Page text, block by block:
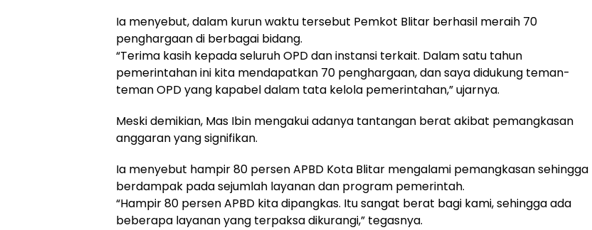
Ia menyebut, dalam kurun waktu tersebut Pemkot Blitar berhasil meraih 70
penghargaan di berbagai bidang.
“Terima kasih kepada seluruh OPD dan instansi terkait. Dalam satu tahun
pemerintahan ini kita mendapatkan 70 penghargaan, dan saya didukung teman-
teman OPD yang kapabel dalam tata kelola pemerintahan,” ujarnya.
Meski demikian, Mas Ibin mengakui adanya tantangan berat akibat pemangkasan
anggaran yang signifikan.
Ia menyebut hampir 80 persen APBD Kota Blitar mengalami pemangkasan sehingga
berdampak pada sejumlah layanan dan program pemerintah.
“Hampir 80 persen APBD kita dipangkas. Itu sangat berat bagi kami, sehingga ada
beberapa layanan yang terpaksa dikurangi,” tegasnya.